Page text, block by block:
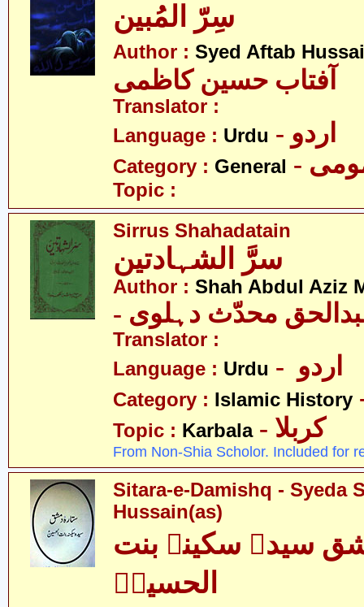
سِرّ المُبین
Author : Syed Aftab
آفتاب حسین کاظمی
Translator :
Language : Urdu - اردو
Category : General
Topic :
Sirrus Shahadatain
Author : Shah Abdul Aziz
محدّث دہلوی
Translator :
Language : Urdu
Category : Islamic History
Topic : Karbala - کربلا
From Non-Shia Scholor. Included for
Sitara-e-Damishq - Syeda
Hussain(as)
سیدہ سکینہ بنت
الحسینؑ